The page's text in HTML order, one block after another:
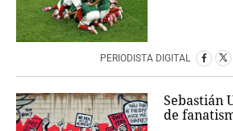
PERIODISTA DIGITAL
Sebastián
de